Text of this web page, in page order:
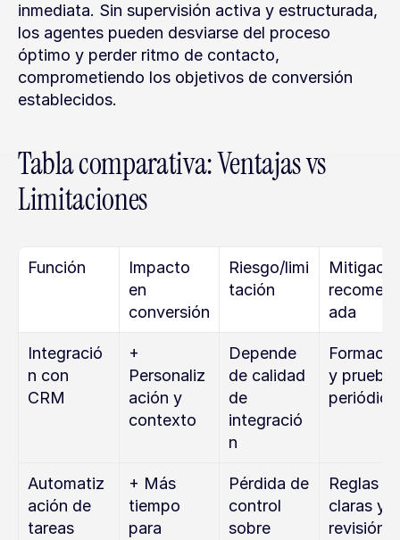
inmediata. Sin supervisión activa y estructurada,
los agentes pueden desviarse del proceso
óptimo y perder ritmo de contacto,
comprometiendo los objetivos de conversión
establecidos.
Tabla comparativa: Ventajas vs
Limitaciones
Función
Impacto
en
conversión
Riesgo/limi
tación
ada
Integració
n con
CRM
+
Personaliz
ación y
contexto
Depende
de calidad
de
integració
n
y
Automatiz
ación de
tareas
+ Más
tiempo
para
Pérdida de
control
sobre
Reglas
claras y
revisión